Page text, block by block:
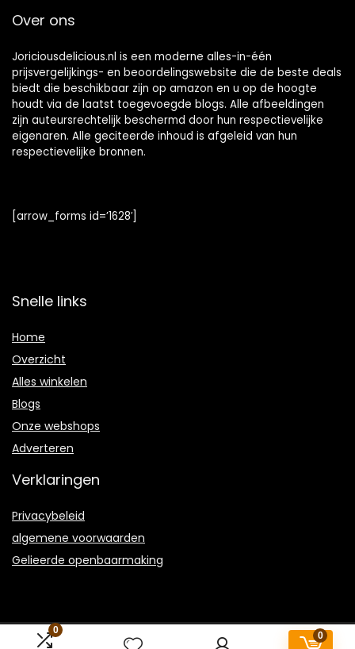
0
0
Over ons
Joriciousdelicious.nl is een moderne alles-in-één
prijsvergelijkings- en beoordelingswebsite die de beste deals
biedt die beschikbaar zijn op amazon en u op de hoogte
houdt via de laatst toegevoegde blogs. Alle afbeeldingen
zijn auteursrechtelijk beschermd door hun respectievelijke
eigenaren. Alle geciteerde inhoud is afgeleid van hun
respectievelijke bronnen.
[arrow_forms id=’1628′]
Snelle links
Home
Overzicht
Alles winkelen
Blogs
Onze webshops
Adverteren
Verklaringen
Privacybeleid
algemene voorwaarden
Gelieerde openbaarmaking
2022 © Joriciousdelicious.nl Alle rechten voorbehouden